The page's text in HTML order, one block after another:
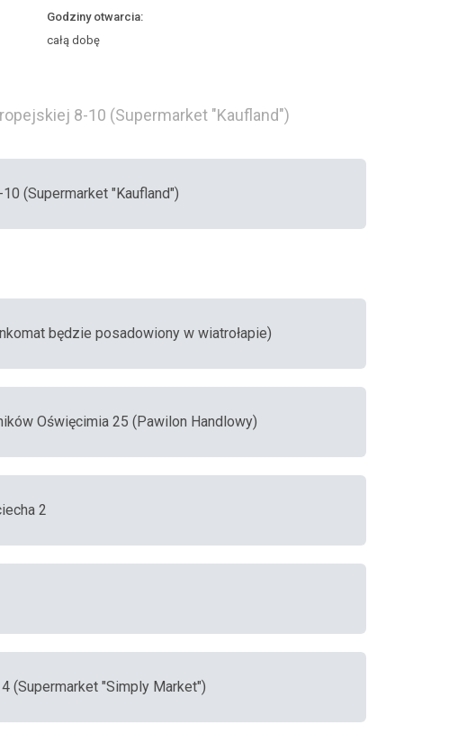
Godziny otwarcia:
całą dobę
8-10 (Supermarket "Kaufland")
(Supermarket "Kaufland")
będzie posadowiony w wiatrołapie)
Oświęcimia 25 (Pawilon Handlowy)
2
(Supermarket "Simply Market")